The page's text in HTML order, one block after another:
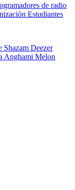
de radio
Estudiantes
Shazam Deezer
Anghami Melon